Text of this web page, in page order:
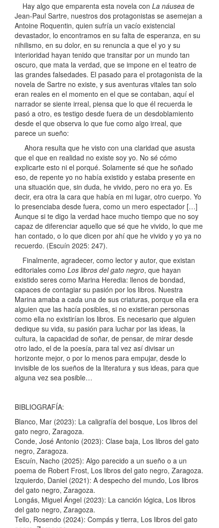
Hay algo que emparenta esta novela con La náusea de
Jean-Paul Sartre, nuestros dos protagonistas se asemejan a
Antoine Roquentin, quien sufría un vacío existencial
devastador, lo encontramos en su falta de esperanza, en su
nihilismo, en su dolor, en su renuncia a que el yo y su
interioridad hayan tenido que transitar por un mundo tan
oscuro, que mata la verdad, que se impone en el teatro de
las grandes falsedades. El pasado para el protagonista de la
novela de Sartre no existe, y sus aventuras vitales tan solo
eran reales en el momento en el que se contaban, aquí el
narrador se siente irreal, piensa que lo que él recuerda le
pasó a otro, es testigo desde fuera de un desdoblamiento
desde el que observa lo que fue como algo irreal, que
parece un sueño:
Ahora resulta que he visto con una claridad que asusta
que el que en realidad no existe soy yo. No sé cómo
explicarte esto ni el porqué. Solamente sé que he soñado
eso, de repente yo no había existido y estaba presente en
una situación que, sin duda, he vivido, pero no era yo. Es
decir, era otra la cara que había en mi lugar, otro cuerpo. Yo
lo presenciaba desde fuera, como un mero espectador […]
Aunque si te digo la verdad hace mucho tiempo que no soy
capaz de diferenciar aquello que sé que he vivido, lo que me
han contado, o lo que dicen por ahí que he vivido y yo ya no
recuerdo. (Escuín 2025: 247).
Finalmente, agradecer, como lector y autor, que existan
editoriales como Los libros del gato negro, que hayan
existido seres como Marina Heredia: llenos de bondad,
capaces de contagiar su pasión por los libros. Nuestra
Marina amaba a cada una de sus criaturas, porque ella era
alguien que las hacía posibles, si no existieran personas
como ella no existirían los libros. Es necesario que alguien
dedique su vida, su pasión para luchar por las ideas, la
cultura, la capacidad de soñar, de pensar, de mirar desde
otro lado, el de la poesía, para tal vez así divisar un
horizonte mejor, o por lo menos para empujar, desde lo
invisible de los sueños de la literatura y sus ideas, para que
alguna vez sea posible…
BIBLIOGRAFÍA:
Blanco, Mar (2023): La caligrafía del bosque, Los libros del
gato negro, Zaragoza.
Conde, José Antonio (2023): Clase baja, Los libros del gato
negro, Zaragoza.
Escuín, Nacho (2025): Algo parecido a un sueño o a un
poema de Robert Frost, Los libros del gato negro, Zaragoza.
Izquierdo, Daniel (2021): A despecho del mundo, Los libros
del gato negro, Zaragoza.
Longás, Miguel Ángel (2023): La canción lógica, Los libros
del gato negro, Zaragoza.
Tello, Rosendo (2024): Compás y tierra, Los libros del gato